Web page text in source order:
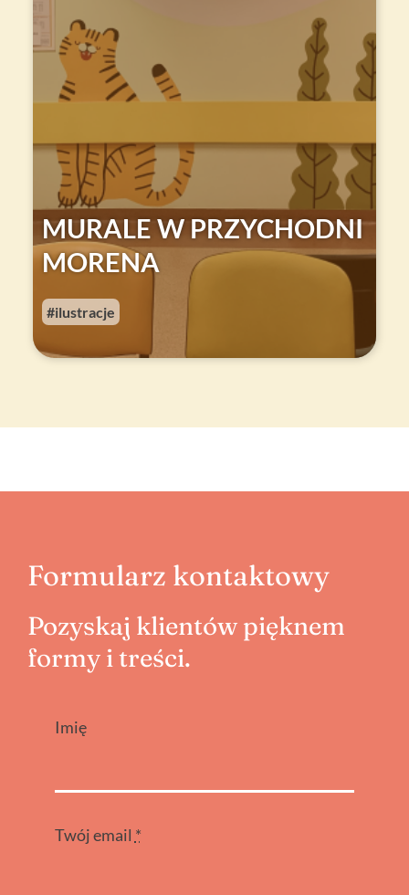
MURALE W PRZYCHODNI
MORENA
ilustracje
Formularz kontaktowy
Pozyskaj klientów pięknem
formy i treści.
Imię
Twój email *